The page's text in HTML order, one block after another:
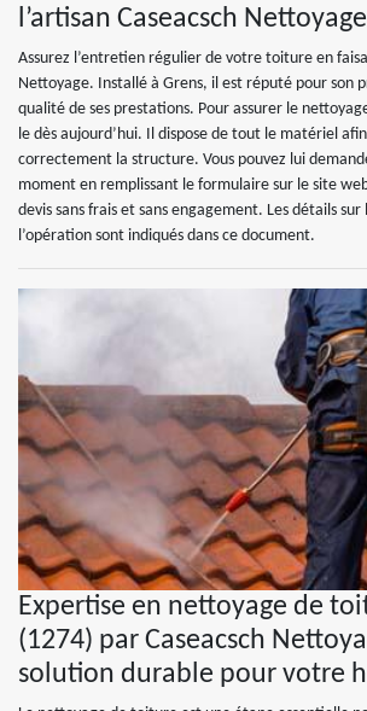
l’artisan Caseacsch Nettoyage
Assurez l’entretien régulier de votre toiture en
Nettoyage. Installé à Grens, il est réputé pour son
qualité de ses prestations. Pour assurer le
le dès aujourd’hui. Il dispose de tout le matériel
correctement la structure. Vous pouvez lui
moment en remplissant le formulaire sur le site
devis sans frais et sans engagement. Les détails
l’opération sont indiqués dans ce document.
Expertise en nettoyage de
(1274) par Caseacsch
solution durable pour votre